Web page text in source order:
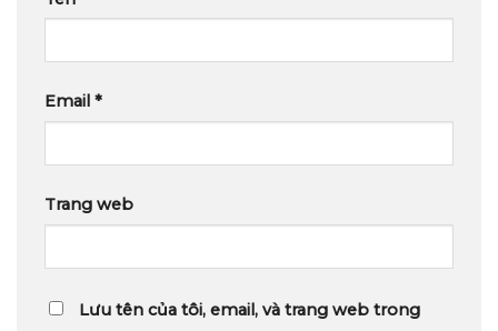
Email *
Trang web
Lưu tên của tôi, email, và trang web trong